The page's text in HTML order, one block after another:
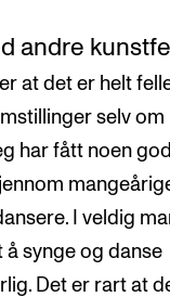
andre
at det er helt
selv om
har fått noen
I veldig
å synge og danse
Det er rart at